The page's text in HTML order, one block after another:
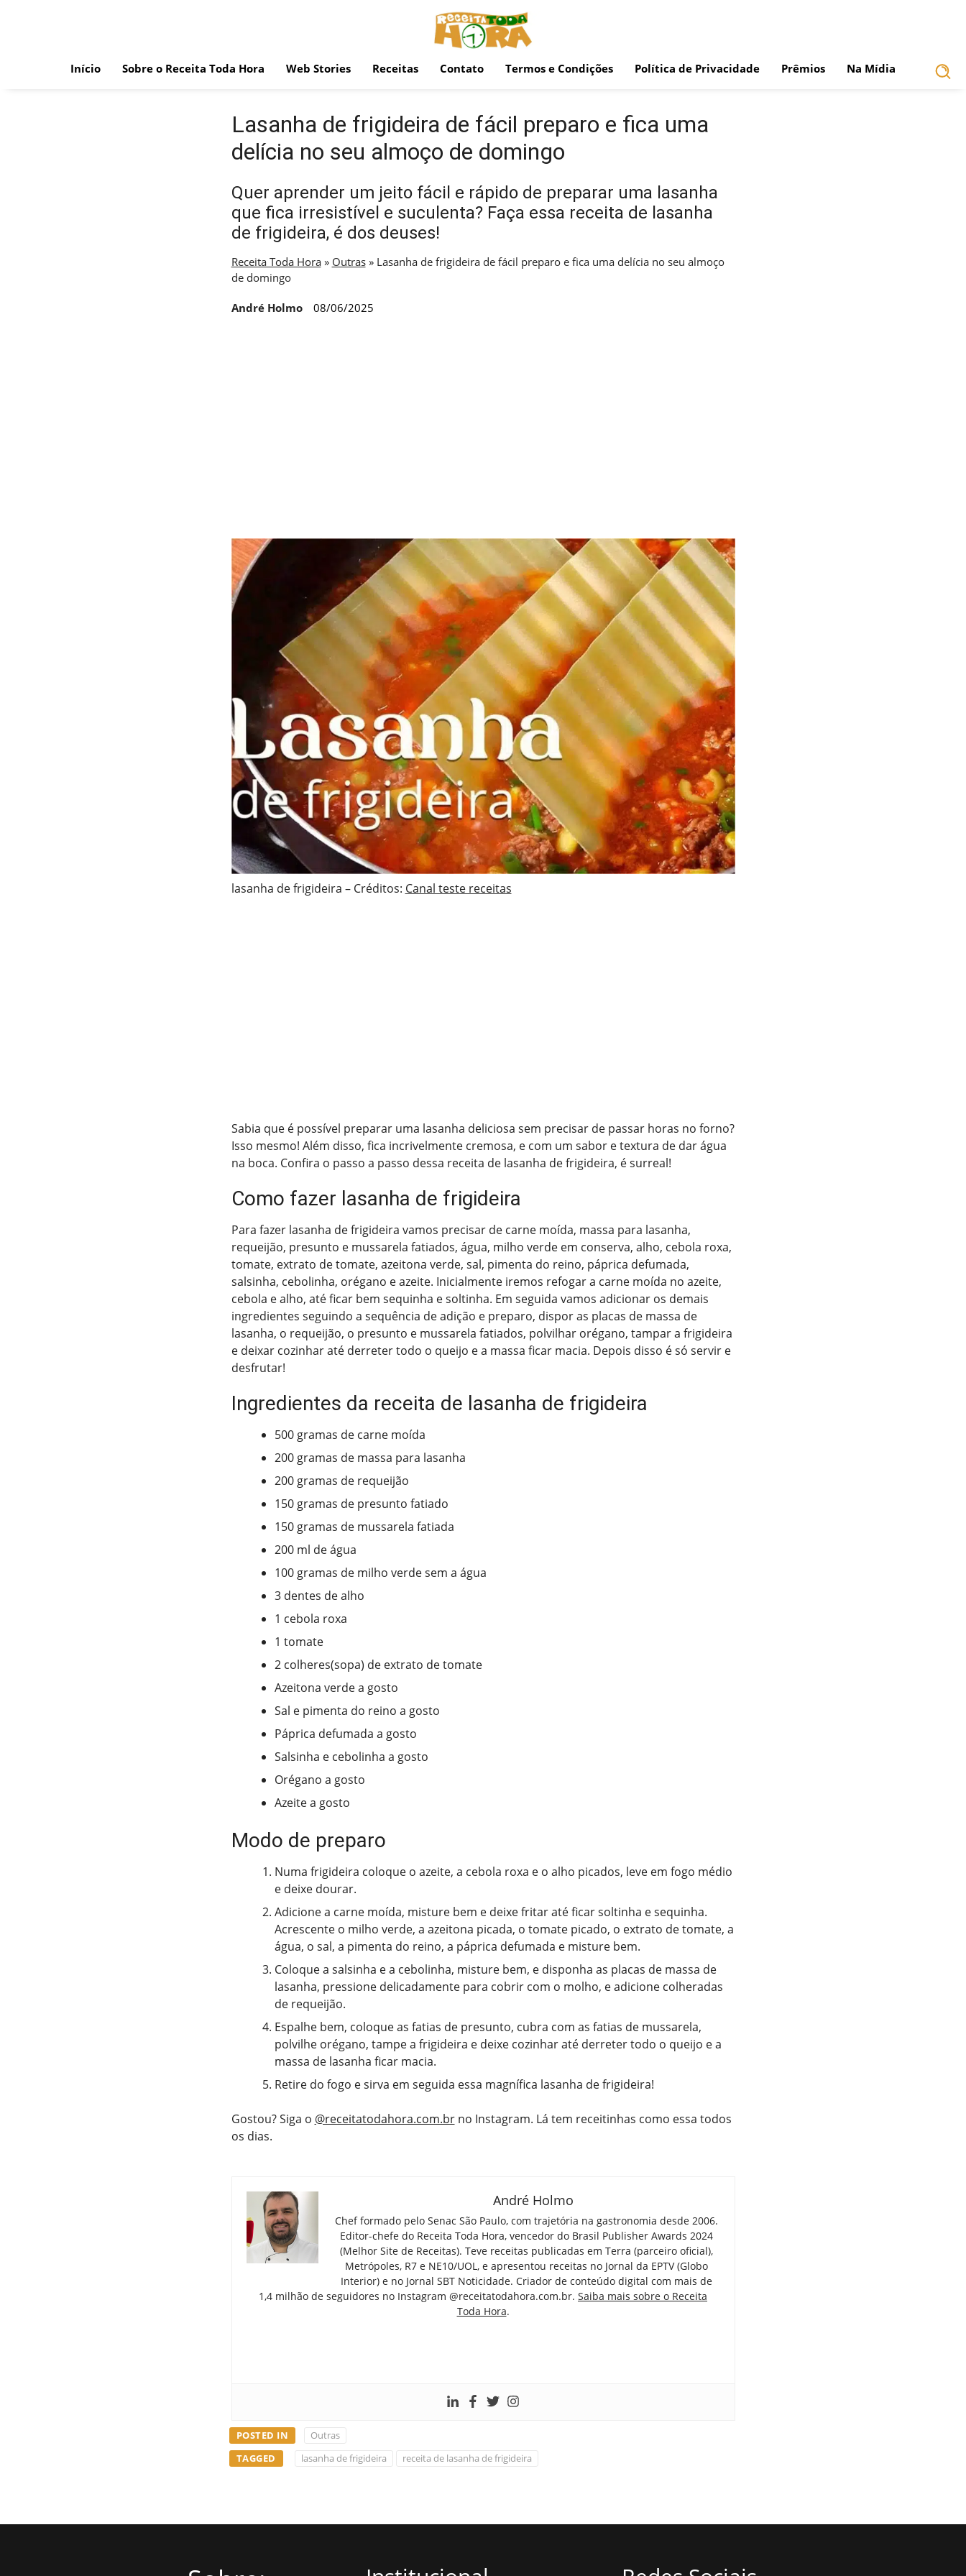
Início Sobre o Receita Toda Hora Web Stories Receitas Contato Termos e Condições Política de Privacidade Prêmios Na Mídia
Lasanha de frigideira de fácil preparo e fica uma
delícia no seu almoço de domingo
Quer aprender um jeito fácil e rápido de preparar uma lasanha
que fica irresistível e suculenta? Faça essa receita de lasanha
de frigideira, é dos deuses!
Receita Toda Hora» Outras» Lasanha de frigideira de fácil preparo e fica uma delícia no seu almoço
de domingo
André Holmo 08/06/2025
lasanha de frigideira – Créditos: Canal teste receitas
Sabia que é possível preparar uma lasanha deliciosa sem precisar de passar horas no forno?
Isso mesmo! Além disso, fica incrivelmente cremosa, e com um sabor e textura de dar água
na boca. Confira o passo a passo dessa receita de lasanha de frigideira, é surreal!
Como fazer lasanha de frigideira
Para fazer lasanha de frigideira vamos precisar de carne moída, massa para lasanha,
requeijão, presunto e mussarela fatiados, água, milho verde em conserva, alho, cebola roxa,
tomate, extrato de tomate, azeitona verde, sal, pimenta do reino, páprica defumada,
salsinha, cebolinha, orégano e azeite. Inicialmente iremos refogar a carne moída no azeite,
cebola e alho, até ficar bem sequinha e soltinha. Em seguida vamos adicionar os demais
ingredientes seguindo a sequência de adição e preparo, dispor as placas de massa de
lasanha, o requeijão, o presunto e mussarela fatiados, polvilhar orégano, tampar a frigideira
e deixar cozinhar até derreter todo o queijo e a massa ficar macia. Depois disso é só servir e
desfrutar!
Ingredientes da receita de lasanha de frigideira
500 gramas de carne moída
200 gramas de massa para lasanha
200 gramas de requeijão
150 gramas de presunto fatiado
150 gramas de mussarela fatiada
200 ml de água
100 gramas de milho verde sem a água
3 dentes de alho
1 cebola roxa
1 tomate
2 colheres(sopa) de extrato de tomate
Azeitona verde a gosto
Sal e pimenta do reino a gosto
Páprica defumada a gosto
Salsinha e cebolinha a gosto
Orégano a gosto
Azeite a gosto
Modo de preparo
Numa frigideira coloque o azeite, a cebola roxa e o alho picados, leve em fogo médio
e deixe dourar.
Adicione a carne moída, misture bem e deixe fritar até ficar soltinha e sequinha.
Acrescente o milho verde, a azeitona picada, o tomate picado, o extrato de tomate, a
água, o sal, a pimenta do reino, a páprica defumada e misture bem.
Coloque a salsinha e a cebolinha, misture bem, e disponha as placas de massa de
lasanha, pressione delicadamente para cobrir com o molho, e adicione colheradas
de requeijão.
Espalhe bem, coloque as fatias de presunto, cubra com as fatias de mussarela,
polvilhe orégano, tampe a frigideira e deixe cozinhar até derreter todo o queijo e a
massa de lasanha ficar macia.
Retire do fogo e sirva em seguida essa magnífica lasanha de frigideira!
Gostou? Siga o @receitatodahora.com.brno Instagram. Lá tem receitinhas como essa todos
os dias.
André Holmo
Chef formado pelo Senac São Paulo, com trajetória na gastronomia desde 2006.
Editor-chefe do Receita Toda Hora, vencedor do Brasil Publisher Awards 2024
(Melhor Site de Receitas). Teve receitas publicadas em Terra (parceiro oficial),
Metrópoles, R7 e NE10/UOL, e apresentou receitas no Jornal da EPTV (Globo
Interior) e no Jornal SBT Noticidade. Criador de conteúdo digital com mais de
1,4 milhão de seguidores no Instagram @receitatodahora.com.br. Saiba mais sobre o Receita
Toda Hora.
POSTED IN
Outras
TAGGED
lasanha de frigideira receita de lasanha de frigideira